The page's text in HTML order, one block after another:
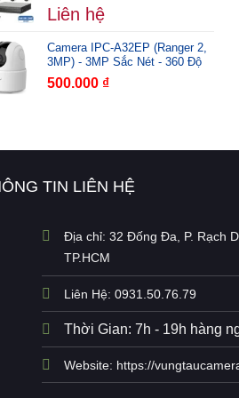
Liên hệ
Camera IPC-A32EP (Ranger 2,
3MP) - 3MP Sắc Nét - 360 Độ
500.000 ₫
TIN LIÊN HỆ
Địa chỉ: 32 Đống Đa, P. Rạch
TP.HCM
Liên Hệ: 0931.50.76.79
Thời Gian: 7h - 19h hàng
Website: https://